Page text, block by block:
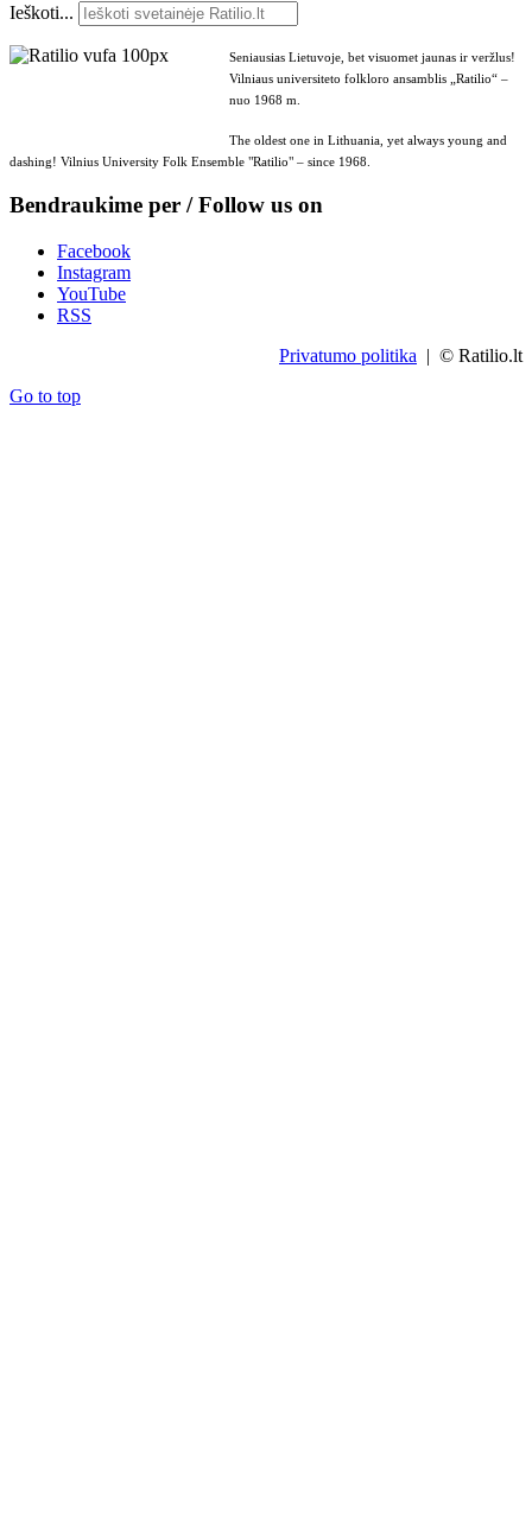
Ieškoti...
Seniausias Lietuvoje, bet visuomet jaunas ir veržlus!
Vilniaus universiteto folkloro ansamblis „Ratilio“ –
nuo 1968 m.
The oldest one in Lithuania, yet always young and
dashing! Vilnius University Folk Ensemble "Ratilio" – since 1968.
Bendraukime per / Follow us on
Facebook
Instagram
YouTube
RSS
Privatumo politika | © Ratilio.lt
Go to top